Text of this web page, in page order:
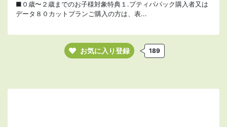
■０歳〜２歳までのお子様対象特典１.プティパパック購入者又は
データ８０カットプランご購入の方は、表...
お気に入り登録 189